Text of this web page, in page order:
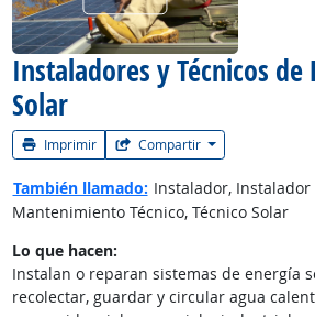
Instaladores y Técnicos de
Solar
Imprimir Compartir
También llamado: Instalador, Instalador
Mantenimiento Técnico, Técnico Solar
Lo que hacen:
Instalan o reparan sistemas de energía
recolectar, guardar y circular agua